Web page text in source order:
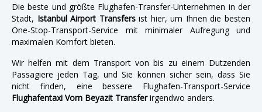
Die beste und größte Flughafen-Transfer-Unternehmen in der
Stadt, Istanbul Airport Transfersist hier, um Ihnen die besten
One-Stop-Transport-Service mit minimaler Aufregung und
maximalen Komfort bieten.
Wir helfen mit dem Transport von bis zu einem Dutzenden
Passagiere jeden Tag, und Sie können sicher sein, dass Sie
nicht finden, eine bessere Flughafen-Transport-Service
Flughafentaxi Vom Beyazit Transferirgendwo anders.